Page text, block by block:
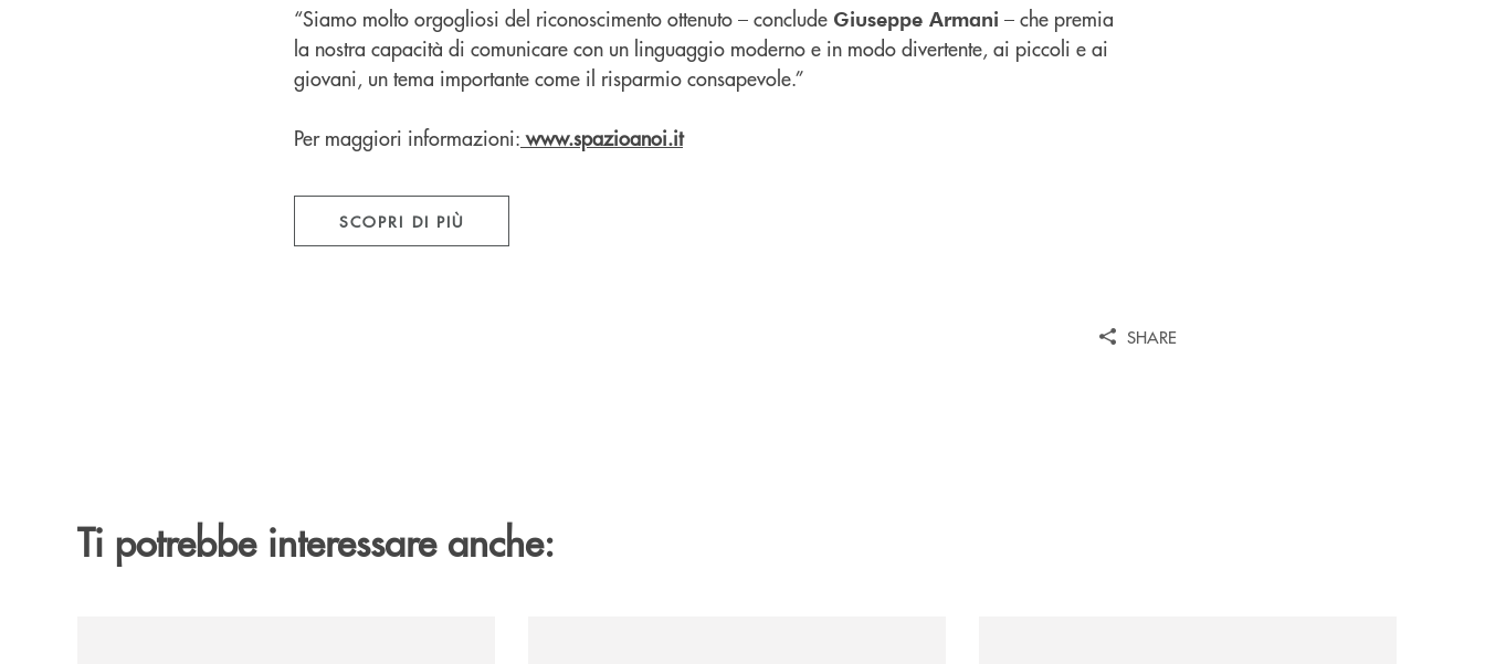
“Siamo molto orgogliosi del riconoscimento ottenuto – conclude Giuseppe Armani – che premia
la nostra capacità di comunicare con un linguaggio moderno e in modo divertente, ai piccoli e ai
giovani, un tema importante come il risparmio consapevole.”
Per maggiori informazioni: www.spazioanoi.it
SCOPRI DI PIÙ
SHARE
Ti potrebbe interessare anche: